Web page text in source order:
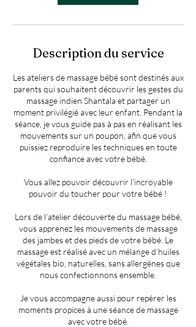
Description du service
Les ateliers de massage bébé sont destinés aux
parents qui souhaitent découvrir les gestes du
massage indien Shantala et partager un
moment privilégié avec leur enfant. Pendant la
séance, je vous guide pas à pas en réalisant les
mouvements sur un poupon, afin que vous
puissiez reproduire les techniques en toute
confiance avec votre bébé.
Vous allez pouvoir découvrir l’incroyable
pouvoir du toucher pour votre bébé !
Lors de l’atelier découverte du massage bébé,
vous apprenez les mouvements de massage
des jambes et des pieds de votre bébé. Le
massage est réalisé avec un mélange d’huiles
végétales bio, naturelles, sans allergènes que
nous confectionnons ensemble.
Je vous accompagne aussi pour repérer les
moments propices à une séance de massage
avec votre bébé.